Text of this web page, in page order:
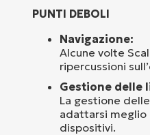
PUNTI DEBOLI
Navigazione:
Alcune volte
ripercussioni
Gestione delle
La gestione
adattarsi meglio
dispositivi.